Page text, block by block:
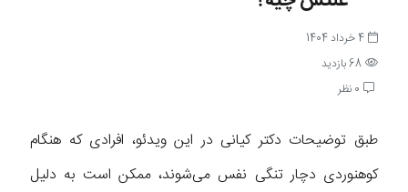
4 خرداد 1404
68 بازدید
0 نظر
طبق توضیحات دکتر کیانی در این ویدئو، افرادی که هنگام
کوهنوردی دچار تنگی نفس می‌شوند، ممکن است به دلیل